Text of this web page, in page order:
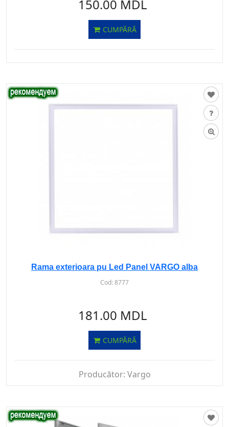
150.00 MDL
CUMPĂRĂ
Rama exterioara pu Led Panel VARGO alba
Cod:8777
181.00 MDL
CUMPĂRĂ
Producător: Vargo